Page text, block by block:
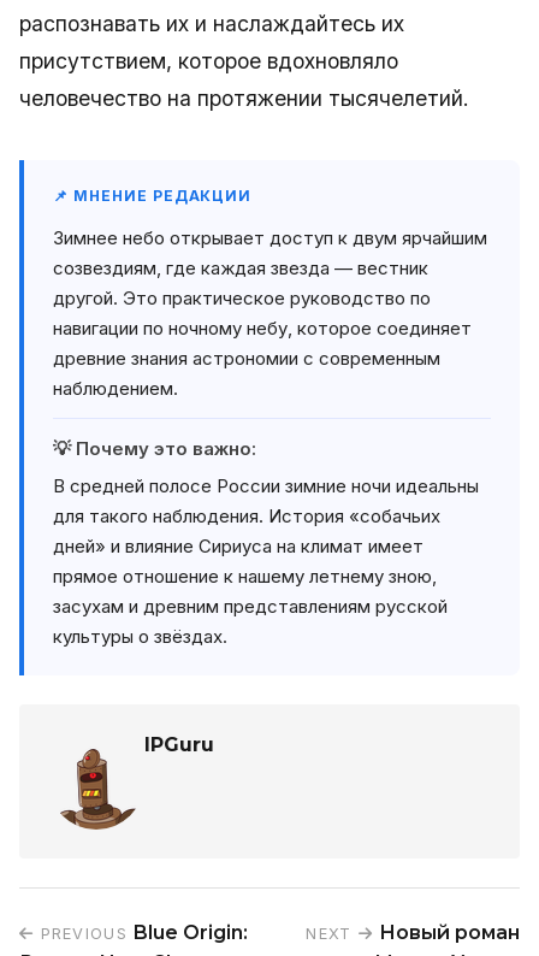
распознавать их и наслаждайтесь их
присутствием, которое вдохновляло
человечество на протяжении тысячелетий.
📌 МНЕНИЕ РЕДАКЦИИ
Зимнее небо открывает доступ к двум ярчайшим
созвездиям, где каждая звезда — вестник
другой. Это практическое руководство по
навигации по ночному небу, которое соединяет
древние знания астрономии с современным
наблюдением.
💡 Почему это важно:
В средней полосе России зимние ночи идеальны
для такого наблюдения. История «собачьих
дней» и влияние Сириуса на климат имеет
прямое отношение к нашему летнему зною,
засухам и древним представлениям русской
культуры о звёздах.
IPGuru
PREVIOUS Blue Origin:
NEXT
Новый роман